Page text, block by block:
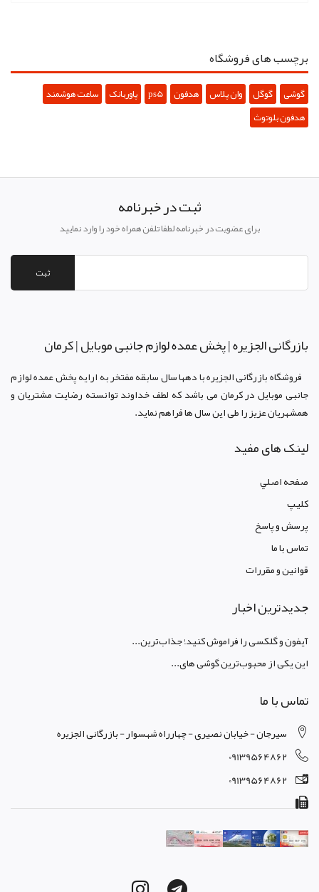
برچسب های فروشگاه
گوشی گوگل وان پلاس هدفون ps5 پاوربانک ساعت هوشمند
هدفون بلوتوث
ثبت در خبرنامه
برای عضویت در خبرنامه لطفا تلفن همراه خود را وارد نمایید
ثبت
بازرگانی الجزيره | پخش عمده لوازم جانبی موبایل | کرمان
فروشگاه بازرگانی الجزيره با دهها سال سابقه مفتخر به ارايه پخش عمده لوازم
جانبی موبایل در کرمان می باشد که لطف خداوند توانسته رضايت مشتريان و
همشهريان عزيز را طی اين سال ها فراهم نمايد.
لینک های مفید
صفحه اصلي
کليپ
پرسش و پاسخ
تماس با ما
قوانين و مقررات
جدیدترین اخبار
آیفون و گلکسی را فراموش کنید؛ جذاب‌ترین...
این یکی از محبوب‌ترین گوشی های...
تماس با ما
سیرجان - خیابان نصیری - چهارراه شهسوار - بازرگانی الجزیره
09139564862
09139564862